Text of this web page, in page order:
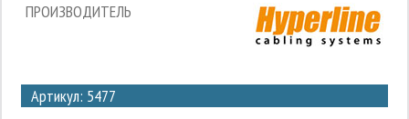
ПРОИЗВОДИТЕЛЬ
Артикул: 5477
2